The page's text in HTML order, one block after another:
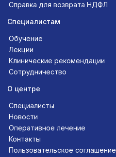
Справка для возврата НДФЛ
Специалистам
Обучение
Лекции
Клинические рекомендации
Сотрудничество
О центре
Специалисты
Новости
Оперативное лечение
Контакты
Пользовательское соглашение